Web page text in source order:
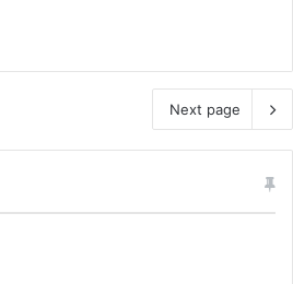
Next page